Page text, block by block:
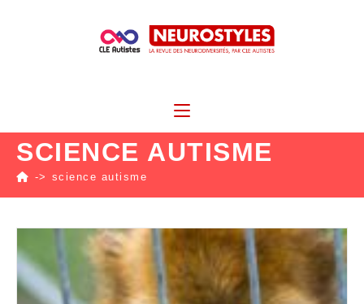
SCIENCE AUTISME
-> science autisme